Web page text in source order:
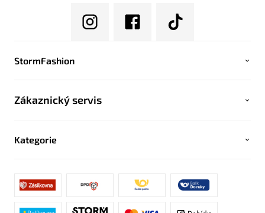
StormFashion
Zákaznický servis
Kategorie